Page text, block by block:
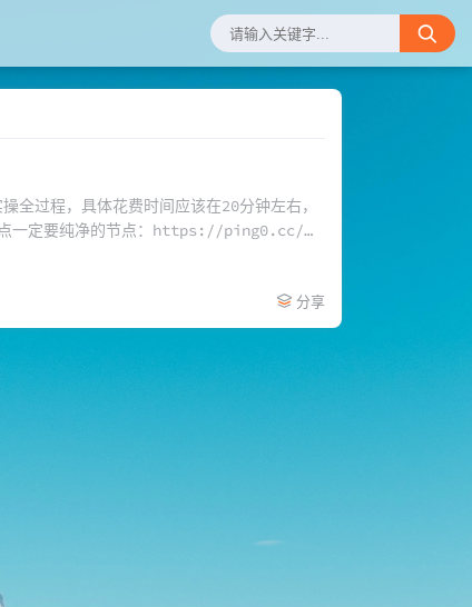
过程，具体花费时间应该在20分钟左右，
点一定要纯净的节点：https://ping0.cc/，
分享